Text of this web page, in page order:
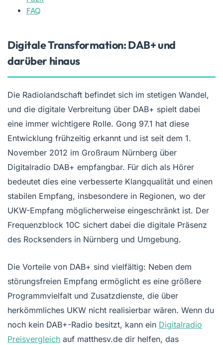
FAQ
Digitale Transformation: DAB+ und
darüber hinaus
Die Radiolandschaft befindet sich im stetigen Wandel,
und die digitale Verbreitung über DAB+ spielt dabei
eine immer wichtigere Rolle. Gong 97.1 hat diese
Entwicklung frühzeitig erkannt und ist seit dem 1.
November 2012 im Großraum Nürnberg über
Digitalradio DAB+ empfangbar. Für dich als Hörer
bedeutet dies eine verbesserte Klangqualität und einen
stabilen Empfang, insbesondere in Regionen, wo der
UKW-Empfang möglicherweise eingeschränkt ist. Der
Frequenzblock 10C sichert dabei die digitale Präsenz
des Rocksenders in Nürnberg und Umgebung.
Die Vorteile von DAB+ sind vielfältig: Neben dem
störungsfreien Empfang ermöglicht es eine größere
Programmvielfalt und Zusatzdienste, die über
herkömmliches UKW nicht realisierbar wären. Wenn du
noch kein DAB+-Radio besitzt, kann ein Digitalradio
Preisvergleich auf matthesv.de dir helfen, das